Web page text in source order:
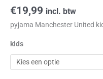
€19,99 incl. btw
pyjama Manchester United
kids